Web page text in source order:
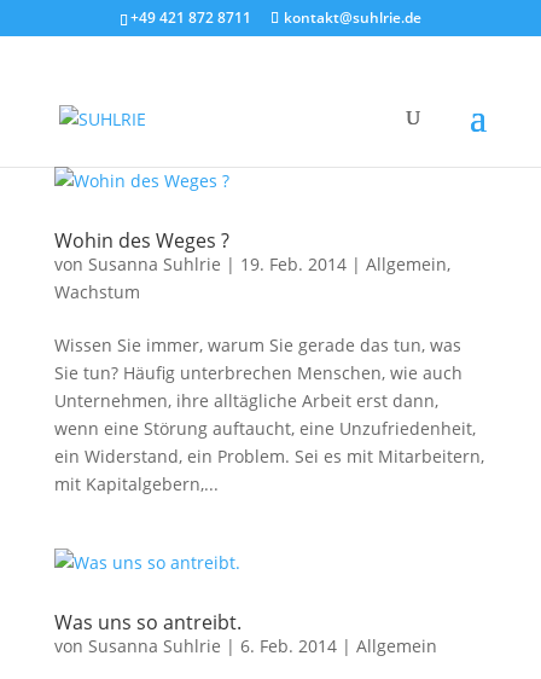
+49 421 872 8711 kontakt@suhlrie.de
Wohin des Weges ?
von Susanna Suhlrie | 19. Feb. 2014| Allgemein,
Wachstum
Wissen Sie immer, warum Sie gerade das tun, was
Sie tun? Häufig unterbrechen Menschen, wie auch
Unternehmen, ihre alltägliche Arbeit erst dann,
wenn eine Störung auftaucht, eine Unzufriedenheit,
ein Widerstand, ein Problem. Sei es mit Mitarbeitern,
mit Kapitalgebern,...
Was uns so antreibt.
von Susanna Suhlrie | 6. Feb. 2014| Allgemein